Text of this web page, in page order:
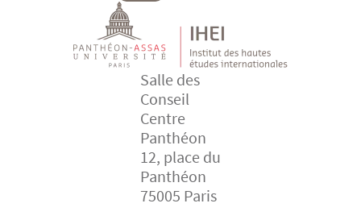
Salle des
Conseil
Centre
Panthéon
12, place du
Panthéon
75005 Paris